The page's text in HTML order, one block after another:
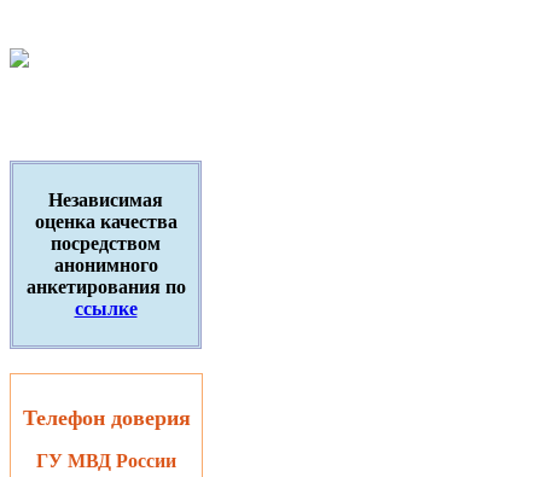
Независимая
оценка качества
посредством
анонимного
анкетирования по
ссылке
Телефон доверия
ГУ МВД России